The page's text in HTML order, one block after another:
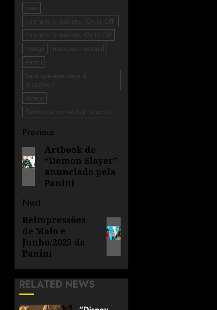
Josei
Kaisha to Shiseikatsu -On to Off-
Kaisha to Shiseikatsu On to Off
manga
mercado nacional
Panini
Será que esse amor é
Irresistível?
shoujo
Tamaranai no wa Koi na no ka
Previous
Artbook de
“Demon Slayer”
anunciado pela
Panini
Next
Reimpressões
de Maio e
Junho/2025 da
Panini
RELATED NEWS